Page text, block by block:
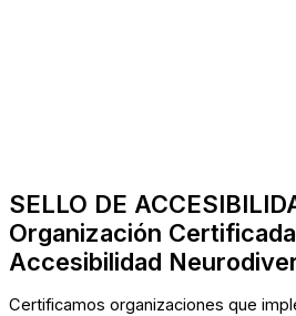
SELLO DE
Organización
Accesibilidad
Certificamos organizaciones que